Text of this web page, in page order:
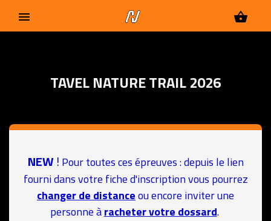
menu shopping_basket
TAVEL NATURE TRAIL 2026
NEW! Pour toutes ces épreuves : depuis le lien
fourni dans votre fiche d'inscription vous pourrez
changer de distanceou encore inviter une
personne àracheter votre dossard.